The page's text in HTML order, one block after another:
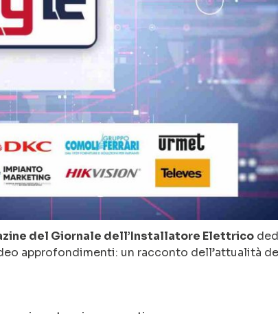
del Giornale dell’Installatore Elettrico
approfondimenti: un racconto dell’attualità